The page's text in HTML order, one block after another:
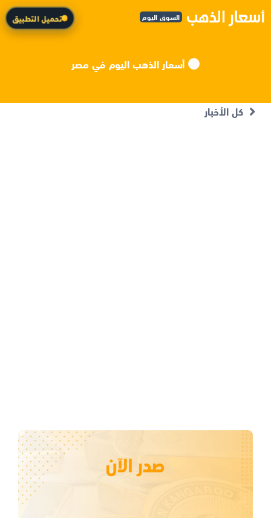
السوق اليوم تحميل التطبيق
أسعار الذهب اليوم في مصر
كل الأخبار